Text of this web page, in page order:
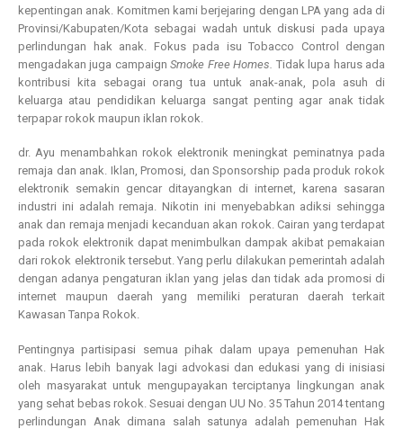
kepentingan anak. Komitmen kami berjejaring dengan LPA yang ada di
Provinsi/Kabupaten/Kota sebagai wadah untuk diskusi pada upaya
perlindungan hak anak. Fokus pada isu Tobacco Control dengan
mengadakan juga campaignSmoke Free Homes. Tidak lupa harus ada
kontribusi kita sebagai orang tua untuk anak-anak, pola asuh di
keluarga atau pendidikan keluarga sangat penting agar anak tidak
terpapar rokok maupun iklan rokok.
dr. Ayu menambahkan rokok elektronik meningkat peminatnya pada
remaja dan anak. Iklan, Promosi, dan Sponsorship pada produk rokok
elektronik semakin gencar ditayangkan di internet, karena sasaran
industri ini adalah remaja. Nikotin ini menyebabkan adiksi sehingga
anak dan remaja menjadi kecanduan akan rokok. Cairan yang terdapat
pada rokok elektronik dapat menimbulkan dampak akibat pemakaian
dari rokok elektronik tersebut. Yang perlu dilakukan pemerintah adalah
dengan adanya pengaturan iklan yang jelas dan tidak ada promosi di
internet maupun daerah yang memiliki peraturan daerah terkait
Kawasan Tanpa Rokok.
Pentingnya partisipasi semua pihak dalam upaya pemenuhan Hak
anak. Harus lebih banyak lagi advokasi dan edukasi yang di inisiasi
oleh masyarakat untuk mengupayakan terciptanya lingkungan anak
yang sehat bebas rokok. Sesuai dengan UU No. 35 Tahun 2014 tentang
perlindungan Anak dimana salah satunya adalah pemenuhan Hak